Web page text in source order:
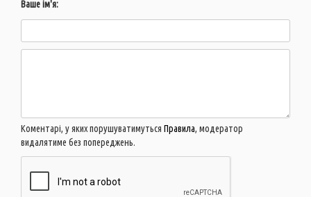
Ваше ім'я:
Коментарі, у яких порушуватимуться Правила, модератор
видалятиме без попереджень.